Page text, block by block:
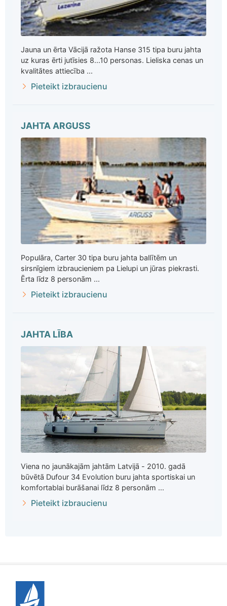
Jauna un ērta Vācijā ražota Hanse 315 tipa buru jahta
uz kuras ērti jutīsies 8...10 personas. Lieliska cenas un
kvalitātes attiecība ...
Pieteikt izbraucienu
JAHTA ARGUSS
Populāra, Carter 30 tipa buru jahta ballītēm un
sirsnīgiem izbraucieniem pa Lielupi un jūras piekrasti.
Ērta līdz 8 personām ...
Pieteikt izbraucienu
JAHTA LĪBA
Viena no jaunākajām jahtām Latvijā - 2010. gadā
būvētā Dufour 34 Evolution buru jahta sportiskai un
komfortablai burāšanai līdz 8 personām ...
Pieteikt izbraucienu